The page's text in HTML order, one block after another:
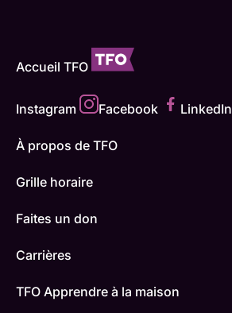
Accueil TFO
Instagram Facebook LinkedIn
À propos de TFO
Grille horaire
Faites un don
Carrières
TFO Apprendre à la maison